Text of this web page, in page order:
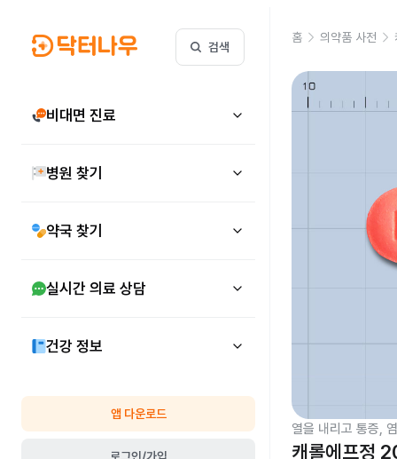
검색
비대면 진료
병원 찾기
약국 찾기
실시간 의료 상담
건강 정보
앱 다운로드
홈 의약품 사전
열을 내리고 통증,
캐롤에프정